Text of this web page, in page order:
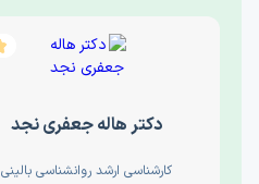
دکتر هاله جعفری نجد
کارشناسی ارشد روانشناسی بالینی